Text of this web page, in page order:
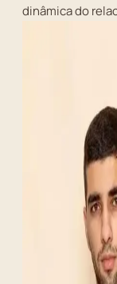
dinâmica do